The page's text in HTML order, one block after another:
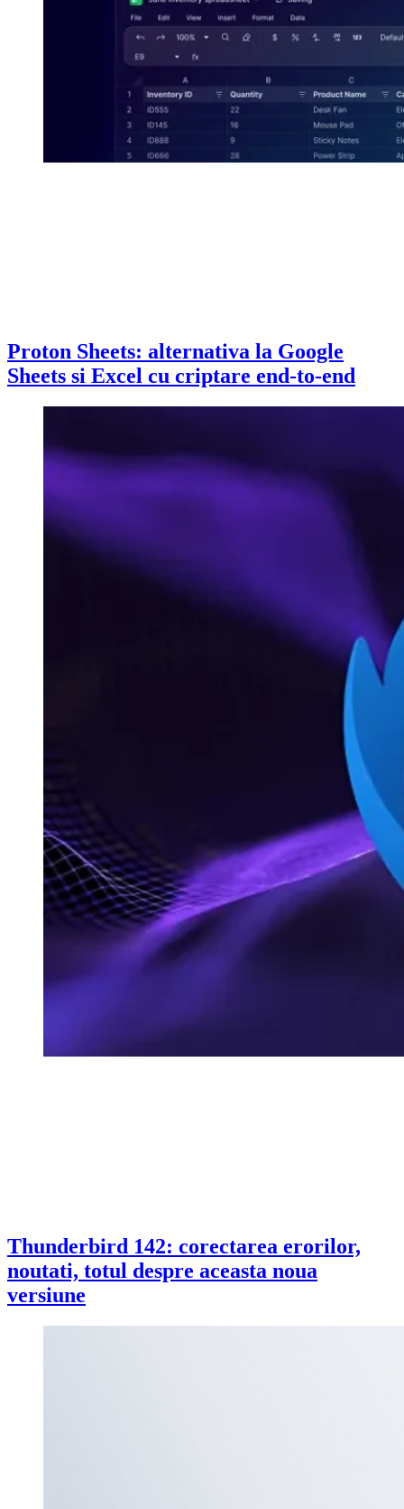
Proton Sheets: alternativa la Google
Sheets si Excel cu criptare end-to-end
Thunderbird 142: corectarea erorilor,
noutati, totul despre aceasta noua
versiune